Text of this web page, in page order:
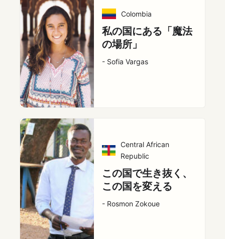
Colombia
私の国にある「魔法
の場所」
- Sofia Vargas
Central African
Republic
この国で生き抜く、
この国を変える
- Rosmon Zokoue